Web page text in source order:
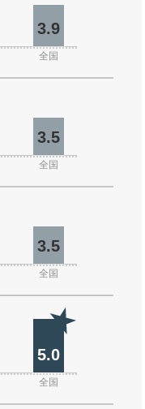
3.9
全国
3.5
全国
3.5
全国
5.0
全国